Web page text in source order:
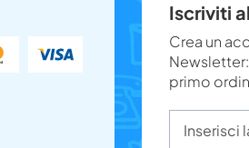
Iscriviti
Crea un
primo